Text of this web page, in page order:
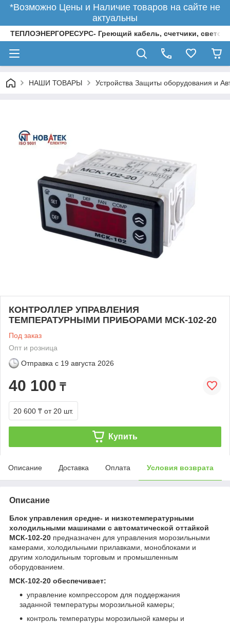
*Возможно Цены и Наличие товаров на сайте не
актуальны
ТЕПЛОЭНЕРГОРЕСУРС- Греющий кабель, счетчики,
НАШИ ТОВАРЫ Устройства Защиты оборудования и
КОНТРОЛЛЕР УПРАВЛЕНИЯ
ТЕМПЕРАТУРНЫМИ ПРИБОРАМИ МСК-102-20
Под заказ
Опт и розница
Отправка с 19 августа 2026
40 100 ₸
20 600 ₸ от 20 шт.
Купить
Описание Доставка Оплата Условия возврата
Описание
Блок управления средне- и низкотемпературными
холодильными машинами с автоматической оттайкой
МСК-102-20 предназначен для управления морозильными
камерами, холодильными прилавками, моноблоками и
другим холодильным торговым и промышленным
оборудованием.
МСК-102-20 обеспечивает:
управление компрессором для поддержания
заданной температуры морозильной камеры;
контроль температуры морозильной камеры и